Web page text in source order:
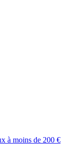
à moins de 200 €